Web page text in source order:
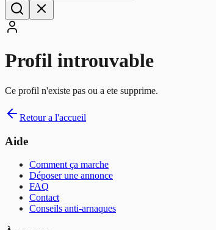
Profil introuvable
Ce profil n'existe pas ou a ete supprime.
Retour a l'accueil
Aide
Comment ça marche
Déposer une annonce
FAQ
Contact
Conseils anti-arnaques